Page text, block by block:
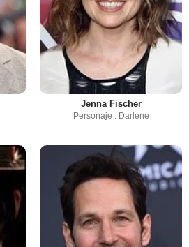
Jenna Fischer
Personaje : Darlene